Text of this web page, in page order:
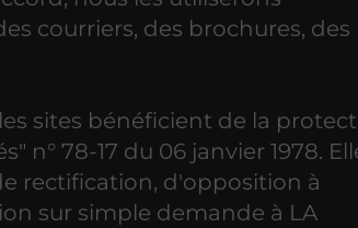
courriers, des brochures, des
sites bénéficient de la
n° 78-17 du 06 janvier 1978.
rectification, d'opposition à
sur simple demande à LA